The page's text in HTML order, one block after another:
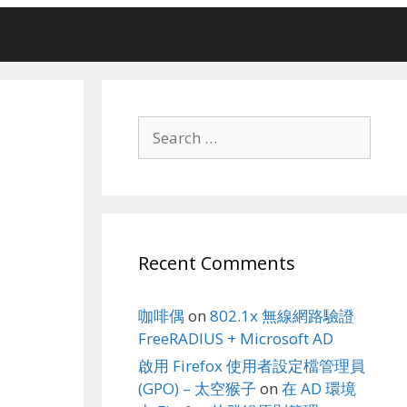
for:
Recent Comments
咖啡偶 on 802.1x 無線網路驗證
FreeRADIUS + Microsoft AD
啟用 Firefox 使用者設定檔管理員
(GPO) – 太空猴子 on 在 AD 環境